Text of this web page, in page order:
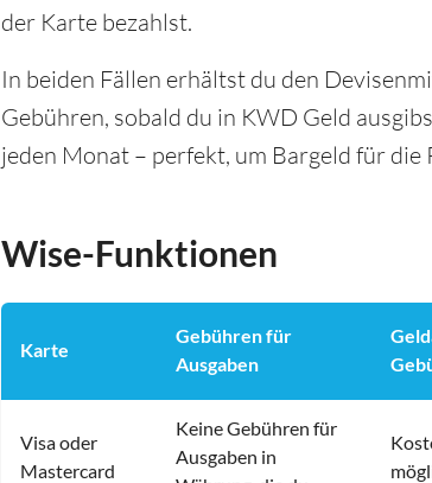
der Karte bezahlst.
In beiden Fällen erhältst du den
Gebühren, sobald du in KWD Geld
jeden Monat – perfekt, um Bargeld für die
Wise-Funktionen
Karte
Gebühren für
Ausgaben
Visa oder
Mastercard
Keine Gebühren für
Ausgaben in